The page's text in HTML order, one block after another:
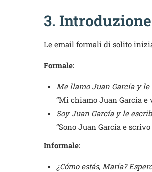
3.
Le email formali di solito
Formale:
Me llamo Juan García y le
“Mi chiamo Juan García
Soy Juan García y le
“Sono Juan García e
Informale:
¿Cómo estás, María?